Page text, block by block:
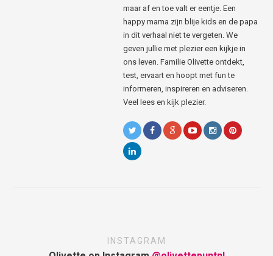
maar af en toe valt er eentje. Een
happy mama zijn blije kids en de papa
in dit verhaal niet te vergeten. We
geven jullie met plezier een kijkje in
ons leven. Familie Olivette ontdekt,
test, ervaart en hoopt met fun te
informeren, inspireren en adviseren.
Veel lees en kijk plezier.
INSTAGRAM